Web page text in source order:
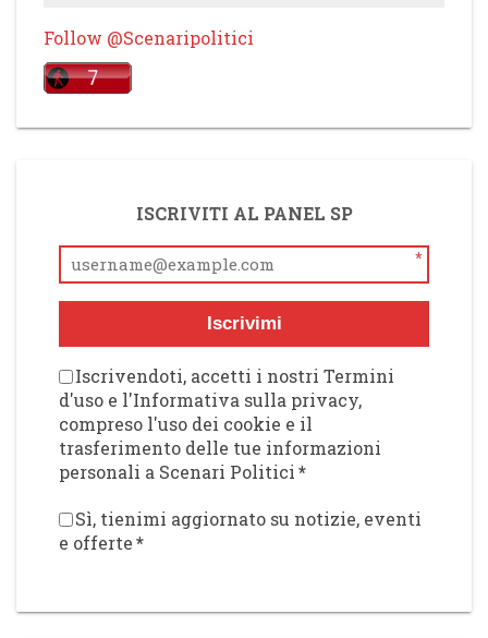
Follow @Scenaripolitici
ISCRIVITI AL PANEL SP
*
Iscrivimi
Iscrivendoti, accetti i nostri Termini
d'uso e l'Informativa sulla privacy,
compreso l'uso dei cookie e il
trasferimento delle tue informazioni
personali a Scenari Politici*
Sì, tienimi aggiornato su notizie, eventi
e offerte*